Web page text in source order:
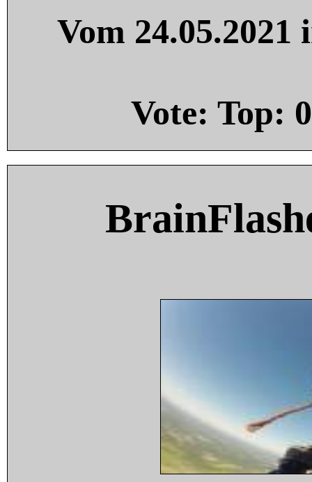
Vom
Vote: Top: 0